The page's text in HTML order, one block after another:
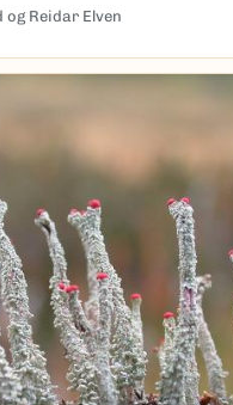
og Reidar Elven